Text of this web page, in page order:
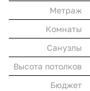
Метраж
Комнаты
Cанузлы
Высота потолков
Бюджет